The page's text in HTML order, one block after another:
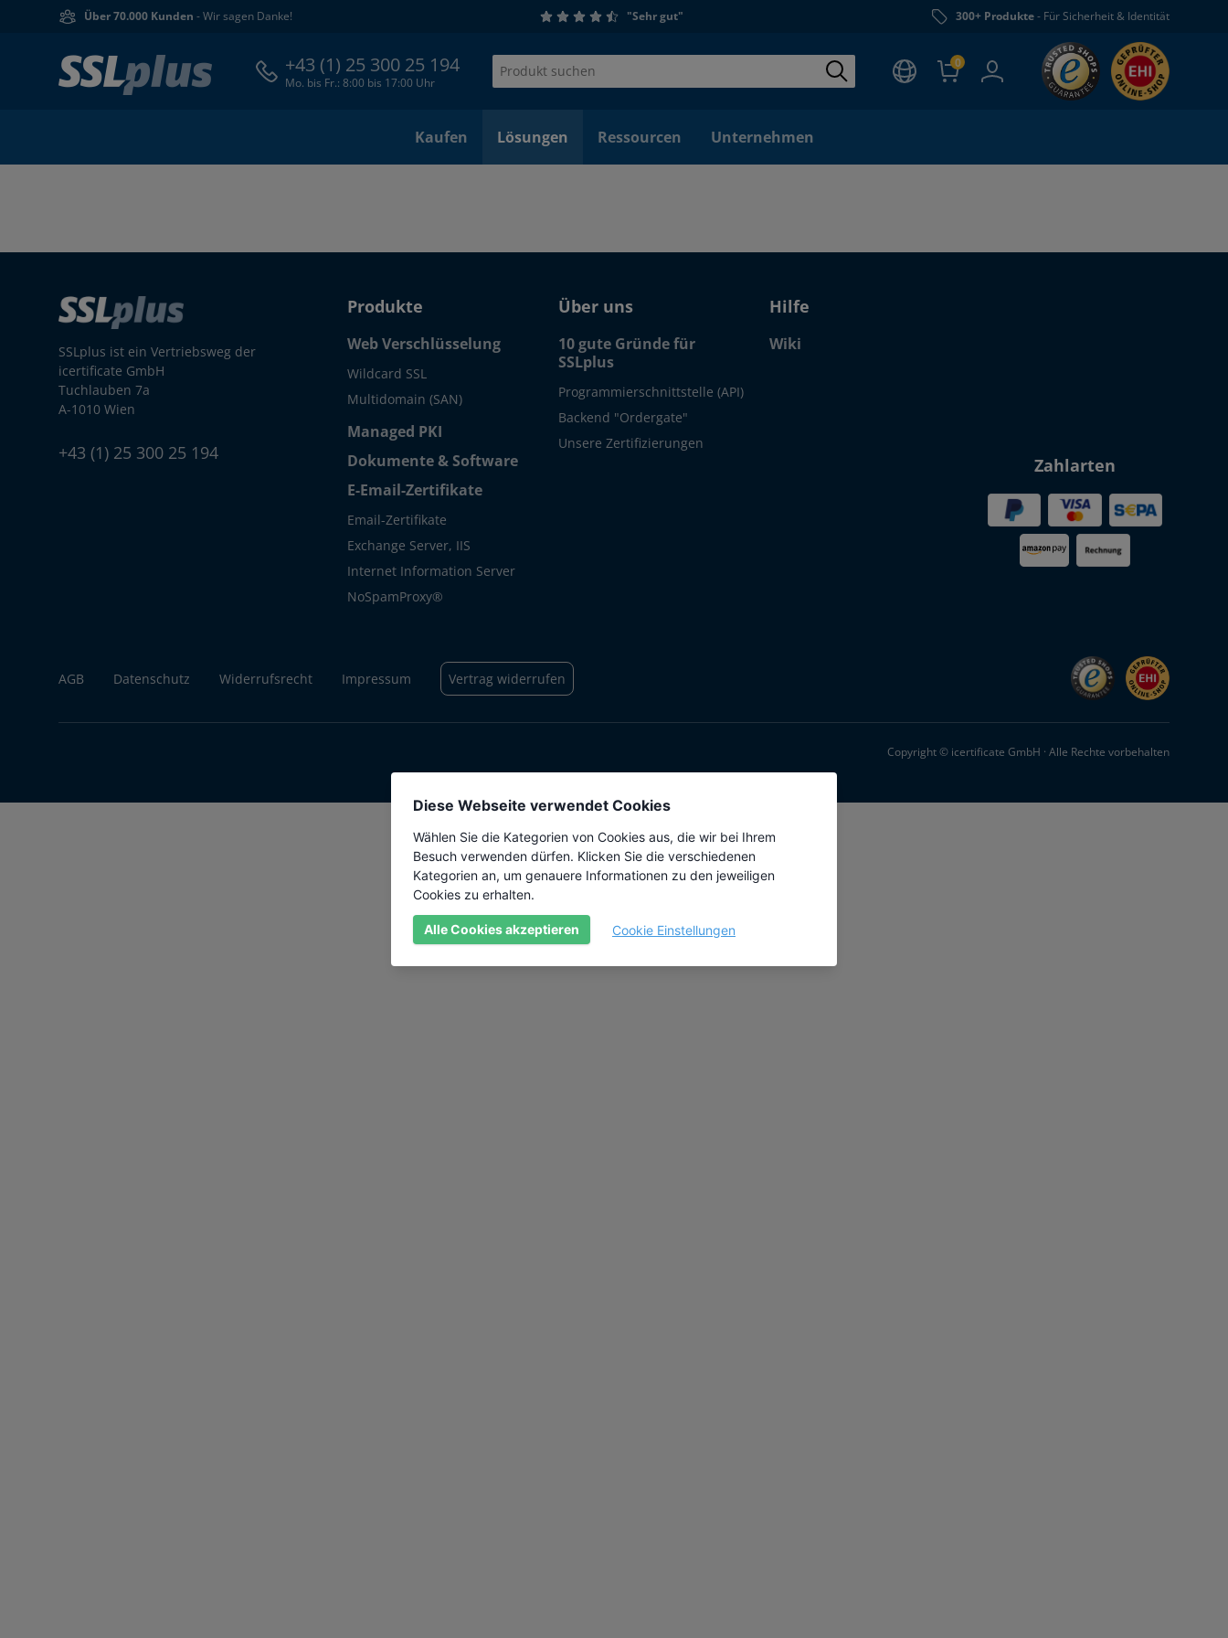
Über 70.000 Kunden - Wir sagen Danke! "Sehr gut" 300+ Produkte- Für Sicherheit & Identität
+43 (1) 25 300 25 194
Mo. bis Fr.: 8:00 bis 17:00 Uhr
0
Kaufen Lösungen Ressourcen Unternehmen
SSLplus ist ein Vertriebsweg der
icertificate GmbH
Tuchlauben 7a
A-1010 Wien
+43 (1) 25 300 25 194
Produkte
Web Verschlüsselung
Wildcard SSL
Multidomain (SAN)
Managed PKI
Dokumente & Software
E-Email-Zertifikate
Email-Zertifikate
Exchange Server, IIS
Internet Information Server
NoSpamProxy®
Über uns
10 gute Gründe für
SSLplus
Programmierschnittstelle (API)
Backend "Ordergate"
Unsere Zertifizierungen
Hilfe
Wiki
Zahlarten
AGB Datenschutz Widerrufsrecht Impressum Vertrag widerrufen
Copyright © icertificate GmbH · Alle Rechte vorbehalten
Diese Webseite verwendet Cookies
Wählen Sie die Kategorien von Cookies aus, die wir bei Ihrem
Besuch verwenden dürfen. Klicken Sie die verschiedenen
Kategorien an, um genauere Informationen zu den jeweiligen
Cookies zu erhalten.
Alle Cookies akzeptieren Cookie Einstellungen